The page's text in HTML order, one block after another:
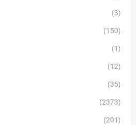
(3)
(150)
(1)
(12)
(35)
(2373)
(201)